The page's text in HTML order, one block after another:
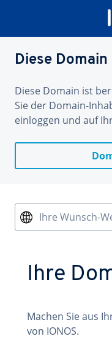
Diese
Diese Domain ist
Sie der Domain-
einloggen und auf
Ihre Wunsch-
Ihre
Machen Sie aus
von IONOS.